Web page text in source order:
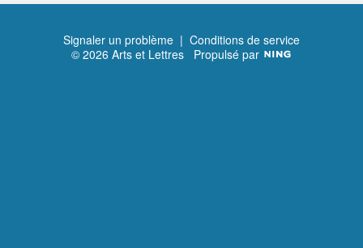
Signaler un problème | Conditions de service
© 2026 Arts et Lettres Propulsé par